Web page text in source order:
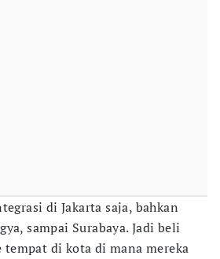
di Jakarta saja, bahkan
sampai Surabaya. Jadi beli
di kota di mana mereka